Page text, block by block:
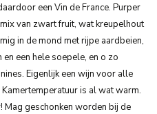
een Vin de France. Purper
van zwart fruit, wat kreupelhout
in de mond met rijpe aardbeien,
een hele soepele, en o zo
Eigenlijk een wijn voor alle
is al wat warm.
Mag geschonken worden bij de